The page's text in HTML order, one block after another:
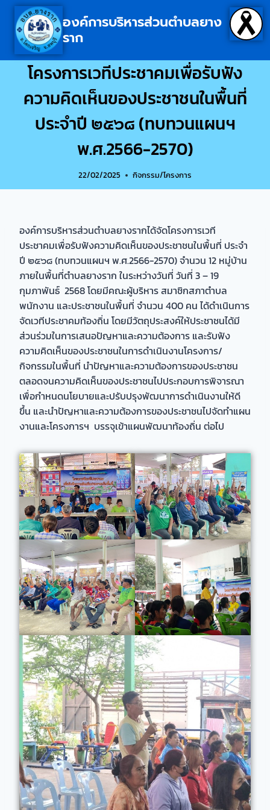
องค์การบริหารส่วนตำบลยาง
ราก
โครงการเวทีประชาคมเพื่อรับฟัง
ความคิดเห็นของประชาชนในพื้นที่
ประจำปี ๒๕๖๘ (ทบทวนแผนฯ
พ.ศ.2566-2570)
22/02/2025 กิจกรรม/โครงการ
องค์การบริหารส่วนตำบลยางรากได้จัดโครงการเวที
ประชาคมเพื่อรับฟังความคิดเห็นของประชาชนในพื้นที่ ประจำ
ปี ๒๕๖๘ (ทบทวนแผนฯ พ.ศ.2566-2570) จำนวน 12 หมู่บ้าน
ภายในพื้นที่ตำบลยางราก ในระหว่างวันที่ วันที่ 3 – 19
กุมภาพันธ์ 2568 โดยมีคณะผู้บริหาร สมาชิกสภาตำบล
พนักงาน และประชาชนในพื้นที่ จำนวน 400 คน ได้ดำเนินการ
จัดเวทีประชาคมท้องถิ่น โดยมีวัตถุประสงค์ให้ประชาชนได้มี
ส่วนร่วมในการเสนอปัญหาและความต้องการ และรับฟัง
ความคิดเห็นของประชาชนในการดำเนินงานโครงการ/
กิจกรรมในพื้นที่ นำปัญหาและความต้องการของประชาชน
ตลอดจนความคิดเห็นของประชาชนไปประกอบการพิจารณา
เพื่อกำหนดนโยบายและปรับปรุงพัฒนาการดำเนินงานให้ดี
ขึ้น และนำปัญหาและความต้องการของประชาชนไปจัดทำแผน
งานและโครงการฯ บรรจุเข้าแผนพัฒนาท้องถิ่น ต่อไป